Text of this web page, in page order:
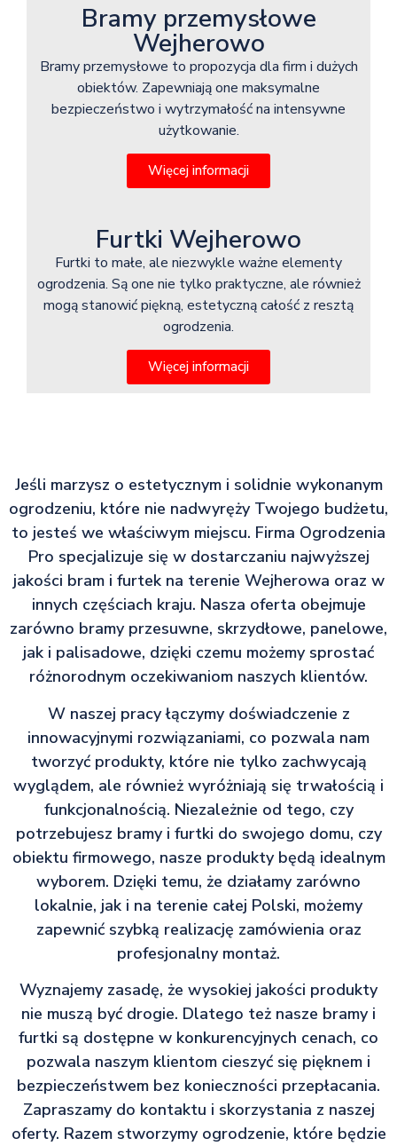
Bramy przemysłowe
Wejherowo
Bramy przemysłowe to propozycja dla firm i dużych
obiektów. Zapewniają one maksymalne
bezpieczeństwo i wytrzymałość na intensywne
użytkowanie.
Więcej informacji
Furtki Wejherowo
Furtki to małe, ale niezwykle ważne elementy
ogrodzenia. Są one nie tylko praktyczne, ale również
mogą stanowić piękną, estetyczną całość z resztą
ogrodzenia.
Więcej informacji
Jeśli marzysz o estetycznym i solidnie wykonanym
ogrodzeniu, które nie nadwyręży Twojego budżetu,
to jesteś we właściwym miejscu. Firma Ogrodzenia
Pro specjalizuje się w dostarczaniu najwyższej
jakości bram i furtek na terenie Wejherowa oraz w
innych częściach kraju. Nasza oferta obejmuje
zarówno bramy przesuwne, skrzydłowe, panelowe,
jak i palisadowe, dzięki czemu możemy sprostać
różnorodnym oczekiwaniom naszych klientów.
W naszej pracy łączymy doświadczenie z
innowacyjnymi rozwiązaniami, co pozwala nam
tworzyć produkty, które nie tylko zachwycają
wyglądem, ale również wyróżniają się trwałością i
funkcjonalnością. Niezależnie od tego, czy
potrzebujesz bramy i furtki do swojego domu, czy
obiektu firmowego, nasze produkty będą idealnym
wyborem. Dzięki temu, że działamy zarówno
lokalnie, jak i na terenie całej Polski, możemy
zapewnić szybką realizację zamówienia oraz
profesjonalny montaż.
Wyznajemy zasadę, że wysokiej jakości produkty
nie muszą być drogie. Dlatego też nasze bramy i
furtki są dostępne w konkurencyjnych cenach, co
pozwala naszym klientom cieszyć się pięknem i
bezpieczeństwem bez konieczności przepłacania.
Zapraszamy do kontaktu i skorzystania z naszej
oferty. Razem stworzymy ogrodzenie, które będzie